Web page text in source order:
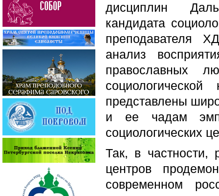
дисциплин
кандидата
преподавателя
анализ
православных
представлены
и ее чадам
социологических
Так, в частности,
центров
современном